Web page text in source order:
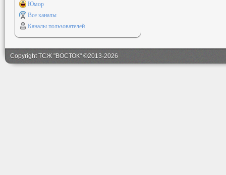
Юмор
Все каналы
Каналы пользователей
Copyright ТСЖ "ВОСТОК" ©2013-2026